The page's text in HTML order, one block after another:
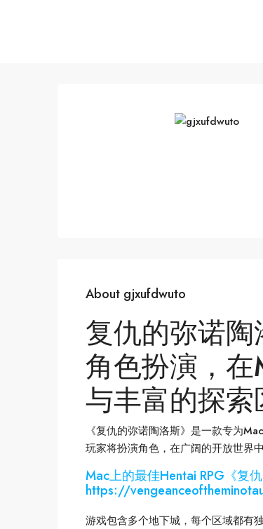
About gjxufdwuto
复仇的弥诺
角色扮演，
与丰富的探索
《复仇的弥诺陶洛斯》是一款专为
玩家将扮演角色，在广阔的开放世界
Mac上的最佳Hentai RPG《复
https://
游戏包含多个地下城，每个区域都有